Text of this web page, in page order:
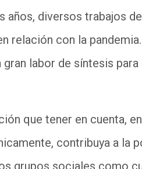
años, diversos trabajos
relación con la
gran labor de síntesis
que tener en cuenta,
contribuya a la
grupos sociales como